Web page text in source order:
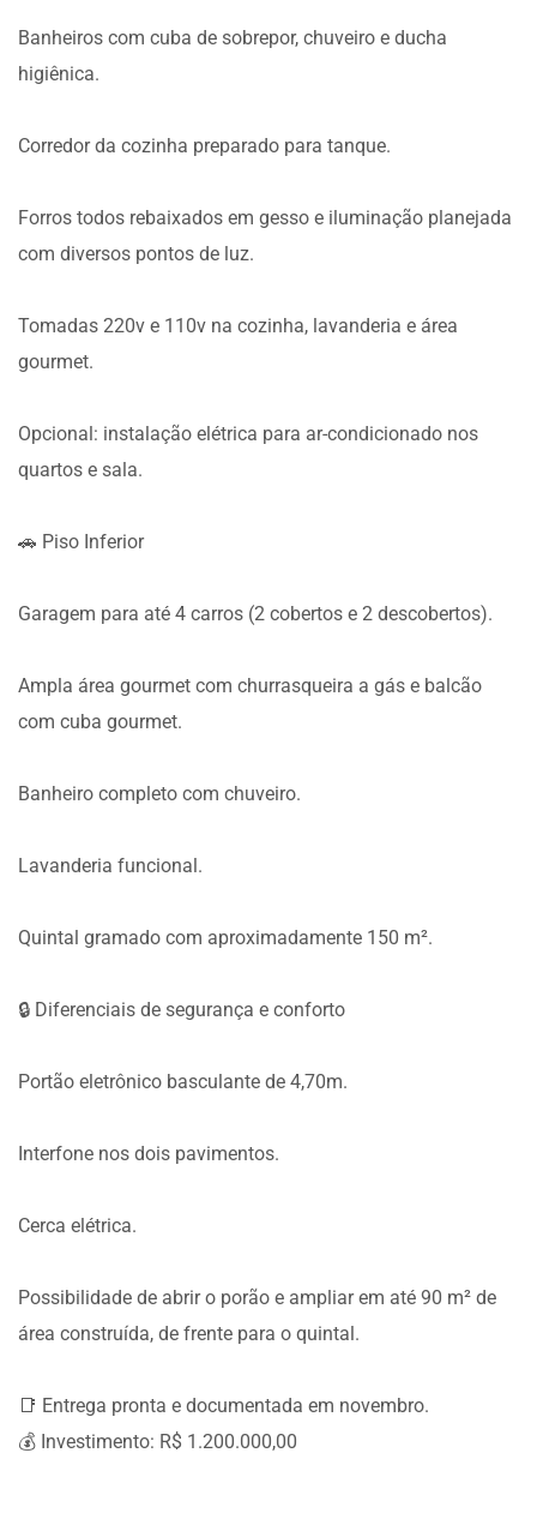
Banheiros com cuba de sobrepor, chuveiro e ducha
higiênica.
Corredor da cozinha preparado para tanque.
Forros todos rebaixados em gesso e iluminação planejada
com diversos pontos de luz.
Tomadas 220v e 110v na cozinha, lavanderia e área
gourmet.
Opcional: instalação elétrica para ar-condicionado nos
quartos e sala.
🚗 Piso Inferior
Garagem para até 4 carros (2 cobertos e 2 descobertos).
Ampla área gourmet com churrasqueira a gás e balcão
com cuba gourmet.
Banheiro completo com chuveiro.
Lavanderia funcional.
Quintal gramado com aproximadamente 150 m².
🔒 Diferenciais de segurança e conforto
Portão eletrônico basculante de 4,70m.
Interfone nos dois pavimentos.
Cerca elétrica.
Possibilidade de abrir o porão e ampliar em até 90 m² de
área construída, de frente para o quintal.
📑 Entrega pronta e documentada em novembro.
💰 Investimento: R$ 1.200.000,00